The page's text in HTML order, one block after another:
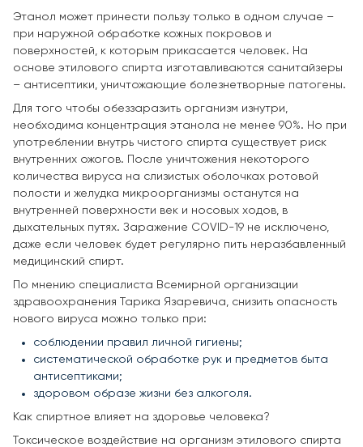
Этанол может принести пользу только в одном случае –
при наружной обработке кожных покровов и
поверхностей, к которым прикасается человек. На
основе этилового спирта изготавливаются санитайзеры
– антисептики, уничтожающие болезнетворные патогены.
Для того чтобы обеззаразить организм изнутри,
необходима концентрация этанола не менее 90%. Но при
употреблении внутрь чистого спирта существует риск
внутренних ожогов. После уничтожения некоторого
количества вируса на слизистых оболочках ротовой
полости и желудка микроорганизмы останутся на
внутренней поверхности век и носовых ходов, в
дыхательных путях. Заражение COVID-19 не исключено,
даже если человек будет регулярно пить неразбавленный
медицинский спирт.
По мнению специалиста Всемирной организации
здравоохранения Тарика Язаревича, снизить опасность
нового вируса можно только при:
соблюдении правил личной гигиены;
систематической обработке рук и предметов быта
антисептиками;
здоровом образе жизни без алкоголя.
Как спиртное влияет на здоровье человека?
Токсическое воздействие на организм этилового спирта